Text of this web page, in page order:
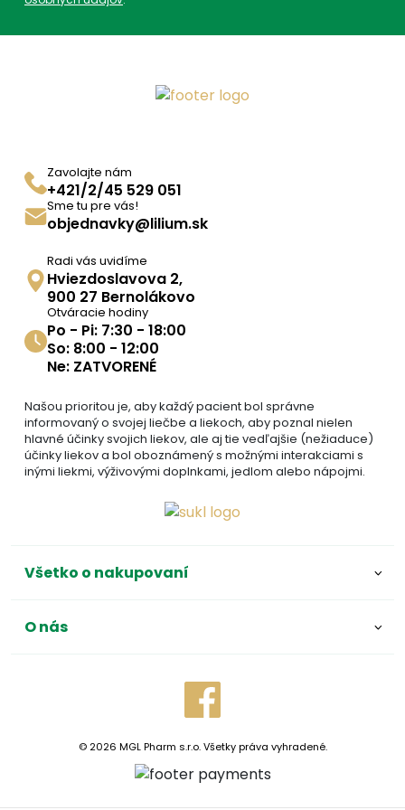
Zavolajte nám
+421/2/45 529 051
Sme tu pre vás!
objednavky@lilium.sk
Radi vás uvidíme
Hviezdoslavova 2,
900 27 Bernolákovo
Otváracie hodiny
Po - Pi: 7:30 - 18:00
So: 8:00 - 12:00
Ne: ZATVORENÉ
Našou prioritou je, aby každý pacient bol správne
informovaný o svojej liečbe a liekoch, aby poznal nielen
hlavné účinky svojich liekov, ale aj tie vedľajšie (nežiaduce)
účinky liekov a bol oboznámený s možnými interakciami s
inými liekmi, výživovými doplnkami, jedlom alebo nápojmi.
Všetko o nakupovaní
O nás
© 2026 MGL Pharm s.r.o. Všetky práva vyhradené.